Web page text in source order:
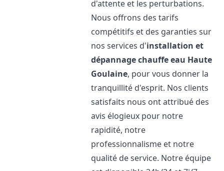
d'attente et les perturbations.
Nous offrons des tarifs
compétitifs et des garanties sur
nos services d'installation et
dépannage chauffe eau Haute
Goulaine, pour vous donner la
tranquillité d'esprit. Nos clients
satisfaits nous ont attribué des
avis élogieux pour notre
rapidité, notre
professionnalisme et notre
qualité de service. Notre équipe